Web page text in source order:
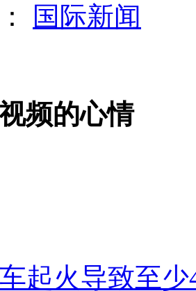
贺吴敏霞奥运夺金
至少47人死亡
国际新闻
频的心情
起火导致至少